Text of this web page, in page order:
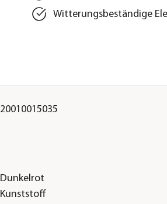
Witterungsbeständige
20010015035
Dunkelrot
Kunststoff